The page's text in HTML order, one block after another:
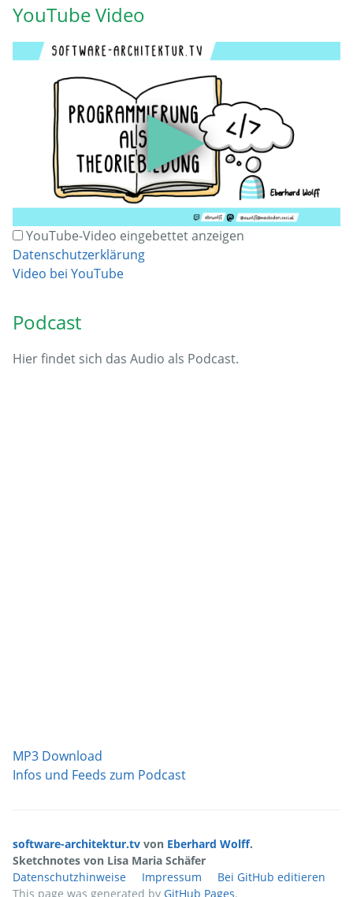
YouTube Video
▶
YouTube-Video eingebettet anzeigen
Datenschutzerklärung
Video bei YouTube
Podcast
Hier findet sich das Audio als Podcast.
MP3 Download
Infos und Feeds zum Podcast
software-architektur.tv von Eberhard Wolff.
Sketchnotes von Lisa Maria Schäfer
Datenschutzhinweise
Impressum
Bei GitHub editieren
This page was generated by GitHub Pages.